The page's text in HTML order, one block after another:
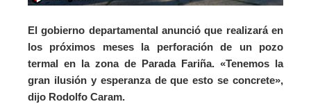
El gobierno departamental anunció que realizará en
los próximos meses la perforación de un pozo
termal en la zona de Parada Fariña. «Tenemos la
gran ilusión y esperanza de que esto se concrete»,
dijo Rodolfo Caram.